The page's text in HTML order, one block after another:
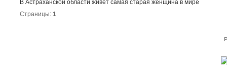
В Астраханской области живет самая старая женщина в мире
Страницы: 1